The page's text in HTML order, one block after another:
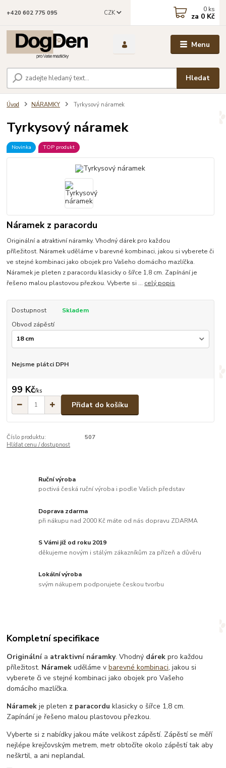
Menu
CZK
Hledat
+420 602 775 095 0 ks
za 0 Kč
Úvod NÁRAMKY Tyrkysový náramek
Tyrkysový náramek
Novinka TOP produkt
Náramek z paracordu
Originální a atraktivní náramky. Vhodný dárek pro každou
příležitost. Náramek uděláme v barevné kombinaci, jakou si vyberete či
ve stejné kombinaci jako obojek pro Vašeho domácího mazlíčka.
Náramek je pleten z paracordu klasicky o šířce 1,8 cm. Zapínání je
řešeno malou plastovou přezkou. Vyberte si ... celý popis
Dostupnost
Skladem
Obvod zápěstí
Nejsme plátci DPH
99 Kč/ks
Přidat do košíku
Číslo produktu:
507
Hlídat cenu / dostupnost
Ruční výroba
poctivá česká ruční výroba i podle Vašich představ
Doprava zdarma
při nákupu nad 2000 Kč máte od nás dopravu ZDARMA
S Vámi již od roku 2019
děkujeme novým i stálým zákazníkům za přízeň a důvěru
Lokální výroba
svým nákupem podporujete českou tvorbu
Kompletní specifikace
Originálnía atraktivní náramky. Vhodný dárek pro každou
příležitost. Náramek uděláme vbarevné kombinaci, jakou si
vyberete či ve stejné kombinaci jako obojek pro Vašeho
domácího mazlíčka.
Náramek je pleten z paracordu klasicky o šířce 1,8 cm.
Zapínání je řešeno malou plastovou přezkou.
Vyberte si z nabídky jakou máte velikost zápěstí. Zápěstí se měří
nejlépe krejčovským metrem, metr obtočíte okolo zápěstí tak aby
neškrtil, a ani neplandal.